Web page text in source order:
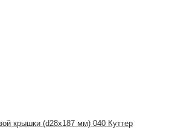
крышки (d28x187 мм) 040 Куттер